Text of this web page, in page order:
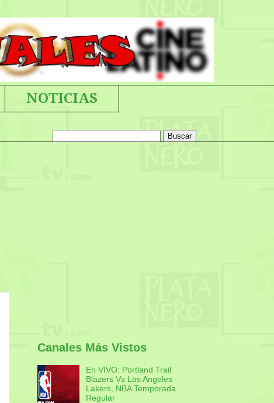
NOTICIAS
Canales Más Vistos
En VIVO: Portland Trail
Blazers Vs Los Angeles
Lakers, NBA Temporada
Regular